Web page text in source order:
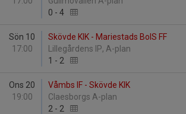
0 - 4
Sön 10
17:00
Skövde KIK - Mariestads BoIS FF
Lillegårdens IP, A-plan
1 - 2
Ons 20
19:00
Våmbs IF - Skövde KIK
Claesborgs A-plan
2 - 2